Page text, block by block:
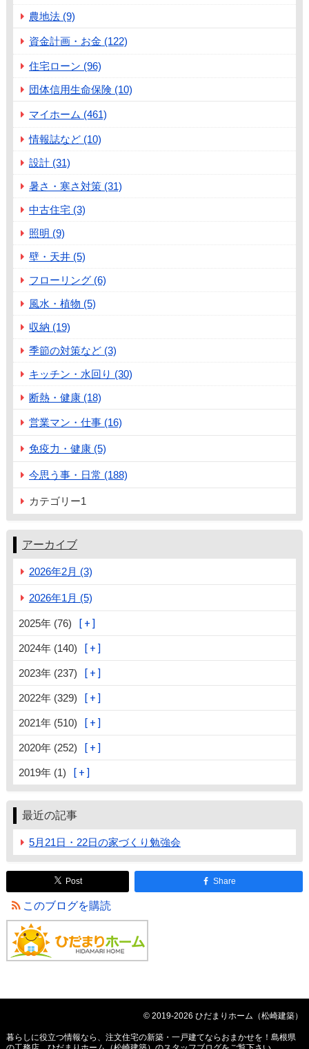
農地法 (9)
資金計画・お金 (122)
住宅ローン (96)
団体信用生命保険 (10)
マイホーム (461)
情報誌など (10)
設計 (31)
暑さ・寒さ対策 (31)
中古住宅 (3)
照明 (9)
壁・天井 (5)
フローリング (6)
風水・植物 (5)
収納 (19)
季節の対策など (3)
キッチン・水回り (30)
断熱・健康 (18)
営業マン・仕事 (16)
免疫力・健康 (5)
今思う事・日常 (188)
カテゴリー1
アーカイブ
2026年2月 (3)
2026年1月 (5)
2025年 (76)
2024年 (140)
2023年 (237)
2022年 (329)
2021年 (510)
2020年 (252)
2019年 (1)
最近の記事
5月21日・22日の家づくり勉強会
Post Share
このブログを購読
© 2019-2026 ひだまりホーム（松崎建築）
暮らしに役立つ情報なら、 注文住宅の新築・一戸建てならおまかせを！島根県